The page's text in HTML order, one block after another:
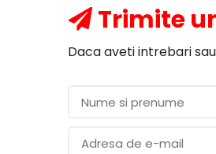
Trimite
Daca aveti intrebari